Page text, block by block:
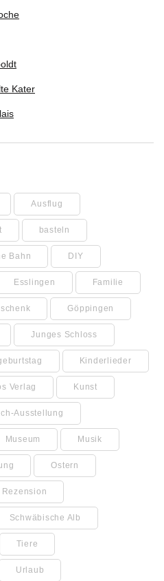
Kater
Ausflug
basteln
Bahn DIY
Esslingen Familie
Göppingen
Junges Schloss
Kinderlieder
Verlag Kunst
Ausstellung
Museum Musik
Ostern
Rezension
Schwäbische Alb
Tiere
Urlaub